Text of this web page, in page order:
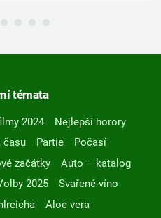
témata
2024
Nejlepší horory
času Partie
Počasí
začátky
Auto – katalog
2025
Svařené víno
Aloe vera